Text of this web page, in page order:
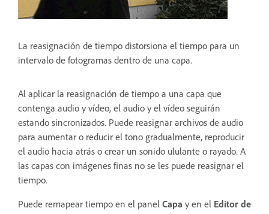
La reasignación de tiempo distorsiona el tiempo para un
intervalo de fotogramas dentro de una capa.
Al aplicar la reasignación de tiempo a una capa que
contenga audio y vídeo, el audio y el vídeo seguirán
estando sincronizados. Puede reasignar archivos de audio
para aumentar o reducir el tono gradualmente, reproducir
el audio hacia atrás o crear un sonido ululante o rayado. A
las capas con imágenes finas no se les puede reasignar el
tiempo.
Puede remapear tiempo en el panel Capa y en el Editor de